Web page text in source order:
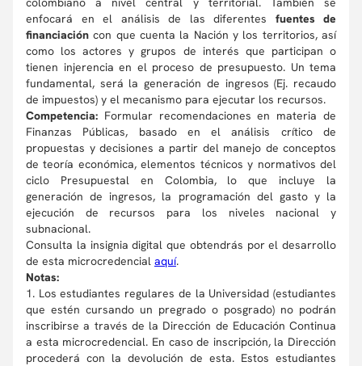
enfocará en el análisis de las diferentes fuentes de
financiacióncon que cuenta la Nación y los territorios, así
como los actores y grupos de interés que participan o
tienen injerencia en el proceso de presupuesto. Un tema
fundamental, será la generación de ingresos (Ej. recaudo
de impuestos) y el mecanismo para ejecutar los recursos.
Competencia: Formular recomendaciones en materia de
Finanzas Públicas, basado en el análisis crítico de
propuestas y decisiones a partir del manejo de conceptos
de teoría económica, elementos técnicos y normativos del
ciclo Presupuestal en Colombia, lo que incluye la
generación de ingresos, la programación del gasto y la
ejecución de recursos para los niveles nacional y
subnacional.
Consulta la insignia digital que obtendrás por el desarrollo
de esta microcredencial aquí.
Notas:
1. Los estudiantes regulares de la Universidad (estudiantes
que estén cursando un pregrado o posgrado) no podrán
inscribirse a través de la Dirección de Educación Continua
a esta microcredencial. En caso de inscripción, la Dirección
procederá con la devolución de esta. Estos estudiantes